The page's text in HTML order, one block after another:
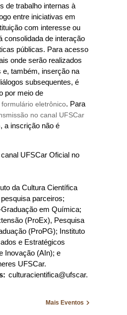
de trabalho internas à
entre iniciativas em
com interesse ou
consolidada de interação
públicas. Para acesso
onde serão realizados
e, também, inserção na
subsequentes, é
por meio de
formulário eletrônico. Para
no canal UFSCar
, a inscrição não é
UFSCar Oficial no
da Cultura Científica
parceiros;
em Química;
(ProEx), Pesquisa
(ProPG); Instituto
e Estratégicos
Inovação (AIn); e
UFSCar.
culturacientifica@ufscar.
Mais Eventos